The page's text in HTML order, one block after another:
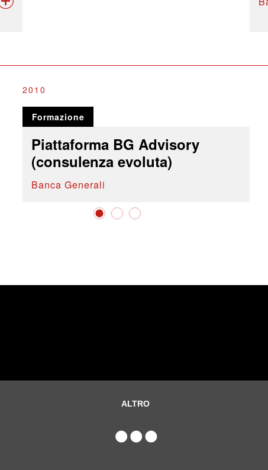
2010
Formazione
Piattaforma BG Advisory
(consulenza evoluta)
Banca Generali
ALTRO